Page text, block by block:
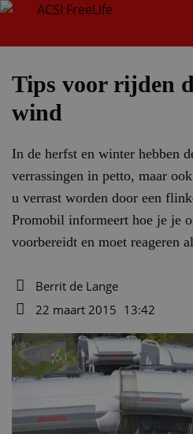
Zoeken
Tips voor rijden
wind
In de herfst en winter hebben
verrassingen in petto, maar
u verrast worden door een
Promobil informeert hoe je je
voorbereidt en moet reageren
Auteur
Berrit de Lange
22 maart 2015 13:42